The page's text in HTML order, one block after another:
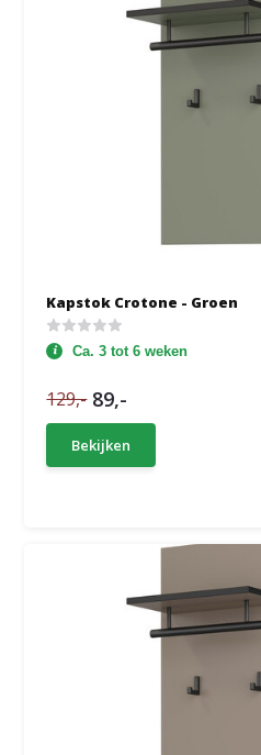
Kapstok Crotone - Groen
Ca. 3 tot 6 weken
129,- 89,-
Bekijken